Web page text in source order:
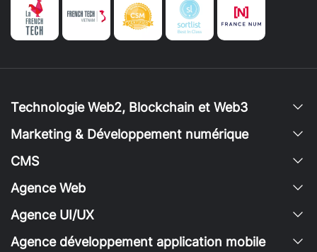
Technologie Web2, Blockchain et Web3
Marketing & Développement numérique
CMS
Agence Web
Agence UI/UX
Agence développement application mobile